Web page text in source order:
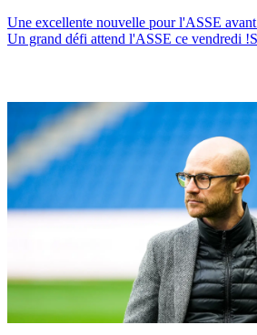
Une excellente nouvelle pour l'ASSE
Un grand défi attend l'ASSE ce vendredi !